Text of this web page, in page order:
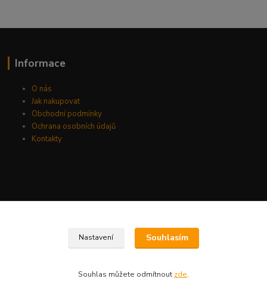
Informace
O nás
Jak nakupovat
Obchodní podmínky
Ochrana osobních údajů
Kontakty
Nastavení Souhlasím
Souhlas můžete odmítnout zde.